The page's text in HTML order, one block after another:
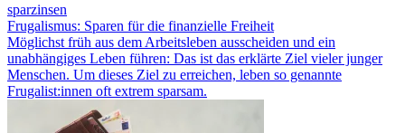
sparzinsen
Frugalismus: Sparen für die finanzielle Freiheit
Möglichst früh aus dem Arbeitsleben ausscheiden und ein
unabhängiges Leben führen: Das ist das erklärte Ziel vieler junger
Menschen. Um dieses Ziel zu erreichen, leben so genannte
Frugalist:innen oft extrem sparsam.